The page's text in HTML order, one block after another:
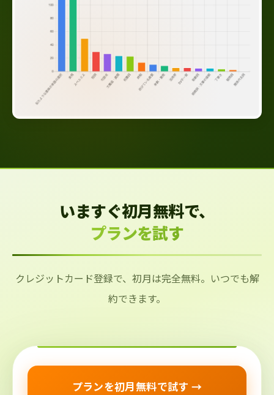
いますぐ初月無料で、
プランを試す
クレジットカード登録で、初月は完全無料。いつでも解
約できます。
プランを初月無料で試す →